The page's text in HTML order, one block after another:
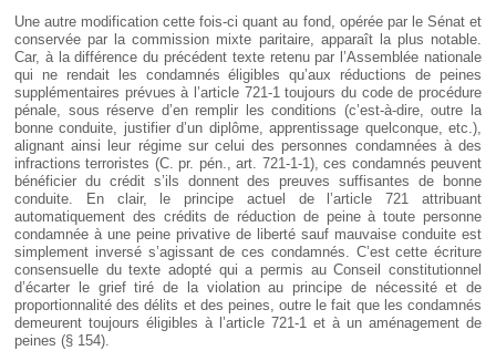
Une autre modification cette fois-ci quant au fond, opérée par le Sénat et
conservée par la commission mixte paritaire, apparaît la plus notable.
Car, à la différence du précédent texte retenu par l’Assemblée nationale
qui ne rendait les condamnés éligibles qu’aux réductions de peines
supplémentaires prévues à l’article 721-1 toujours du code de procédure
pénale, sous réserve d’en remplir les conditions (c’est-à-dire, outre la
bonne conduite, justifier d’un diplôme, apprentissage quelconque, etc.),
alignant ainsi leur régime sur celui des personnes condamnées à des
infractions terroristes (C. pr. pén., art. 721-1-1), ces condamnés peuvent
bénéficier du crédit s’ils donnent des preuves suffisantes de bonne
conduite. En clair, le principe actuel de l’article 721 attribuant
automatiquement des crédits de réduction de peine à toute personne
condamnée à une peine privative de liberté sauf mauvaise conduite est
simplement inversé s’agissant de ces condamnés. C’est cette écriture
consensuelle du texte adopté qui a permis au Conseil constitutionnel
d’écarter le grief tiré de la violation au principe de nécessité et de
proportionnalité des délits et des peines, outre le fait que les condamnés
demeurent toujours éligibles à l’article 721-1 et à un aménagement de
peines (§ 154).